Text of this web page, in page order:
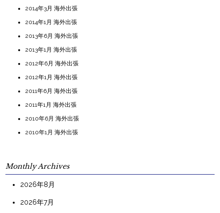
2014年3月 海外出張
2014年1月 海外出張
2013年6月 海外出張
2013年1月 海外出張
2012年6月 海外出張
2012年1月 海外出張
2011年6月 海外出張
2011年1月 海外出張
2010年6月 海外出張
2010年1月 海外出張
Monthly Archives
2026年8月
2026年7月